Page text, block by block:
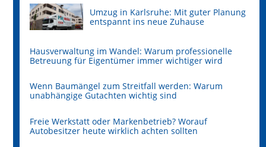
Umzug in Karlsruhe: Mit guter Planung
entspannt ins neue Zuhause
Hausverwaltung im Wandel: Warum professionelle
Betreuung für Eigentümer immer wichtiger wird
Wenn Baumängel zum Streitfall werden: Warum
unabhängige Gutachten wichtig sind
Freie Werkstatt oder Markenbetrieb? Worauf
Autobesitzer heute wirklich achten sollten